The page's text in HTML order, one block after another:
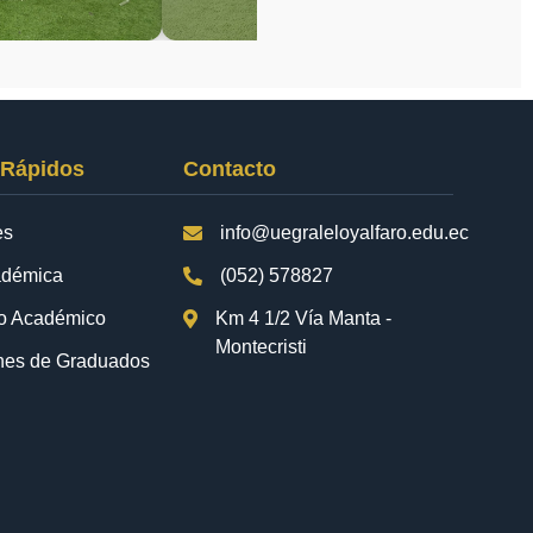
Académico
de Graduados
Contacto
info@uegraleloyalfaro.edu.ec
(052) 578827
Km 4 1/2 Vía Manta -
Montecristi